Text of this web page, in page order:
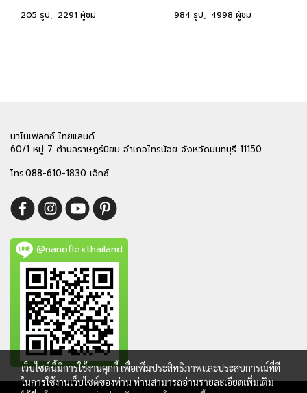
205 รูป, 2291 ผู้ชม 984 รูป, 4998 ผู้ชม
นาโนเฟลกซ์ ไทยแลนด์
60/1 หมู่ 7 ตำบลราษฎร์นิยม อำเภอไทรน้อย จังหวัดนนทบุรี 11150
โทร.088-610-1830 เอ็กซ์
@nanoflexthailand
เว็บไซต์นี้มีการใช้งานคุกกี้ เพื่อเพิ่มประสิทธิภาพและประสบการณ์ที่ดี
ในการใช้งานเว็บไซต์ของท่าน ท่านสามารถอ่านรายละเอียดเพิ่มเติม